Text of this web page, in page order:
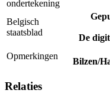
ondertekening
Belgisch
staatsblad
De
Opmerkingen
Bilzen/
Relaties